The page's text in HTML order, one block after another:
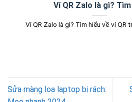
Ví QR Zalo là gì?
Ví QR Zalo là gì? Tìm hiểu về ví QR
Sửa màng loa laptop bị rách: